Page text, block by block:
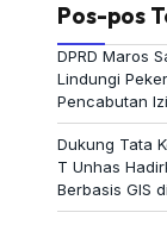
Pos-pos
DPRD Maros
Lindungi
Pencabutan
Dukung Tata
T Unhas
Berbasis GIS